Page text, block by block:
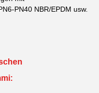
PN40 NBR/EPDM usw.